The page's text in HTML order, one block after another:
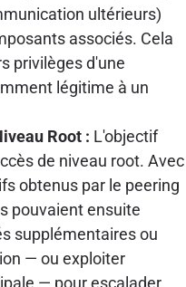
ultérieurs)
associés. Cela
privilèges d'une
légitime à un
Root : L'objectif
de niveau root. Avec
obtenus par le peering
pouvaient ensuite
supplémentaires ou
— ou exploiter
— pour escalader